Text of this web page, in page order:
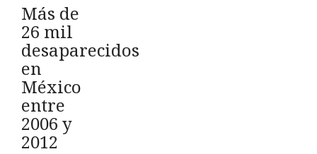
Más de
26 mil
desaparecidos
en
México
entre
2006 y
2012